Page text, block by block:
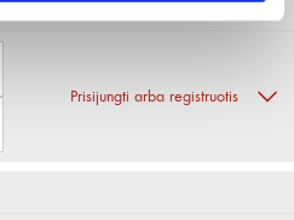
Prisijungti arba registruotis